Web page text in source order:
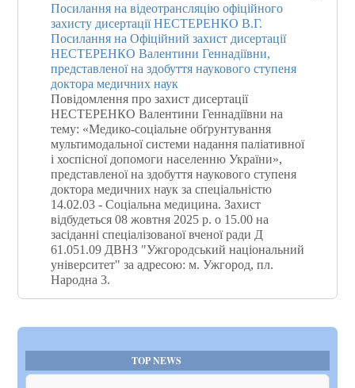
Посилання на відеотрансляцію офіційного
захисту дисертації НЕСТЕРЕНКО В.Г.
Посилання на Офіційний захист дисертації
НЕСТЕРЕНКО Валентини Геннадіївни,
представленої на здобуття наукового ступеня
доктора медичних наук
Повідомлення про захист дисертації
НЕСТЕРЕНКО Валентини Геннадіївни на
тему: «Медико-соціальне обґрунтування
мультимодальної системи надання паліативної
і хоспісної допомоги населенню України»,
представленої на здобуття наукового ступеня
доктора медичних наук за спеціальністю
14.02.03 - Соціальна медицина. Захист
відбудеться 08 жовтня 2025 р. о 15.00 на
засіданні спеціалізованої вченої ради Д
61.051.09 ДВНЗ "Ужгородський національний
університет" за адресою: м. Ужгород, пл.
Народна 3.
TOP NEWS